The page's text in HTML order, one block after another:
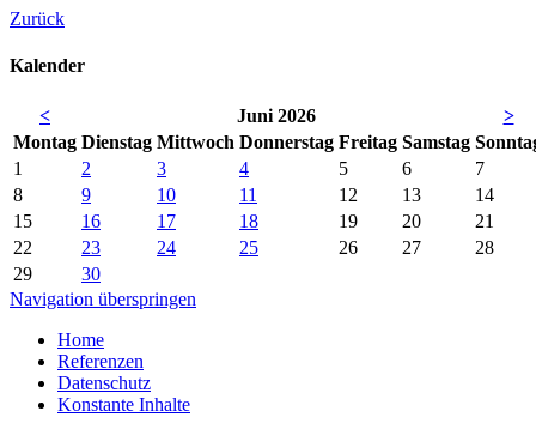
Zurück
Kalender
< Juni 2026
>
Montag Dienstag Mittwoch Donnerstag Freitag Samstag So
1
2 3 4 5 6
7
8
9 10 11 12 13
14
15
16 17 18 19 20
21
22
23 24 25 26 27
28
29
30
Navigation überspringen
Home
Referenzen
Datenschutz
Konstante Inhalte